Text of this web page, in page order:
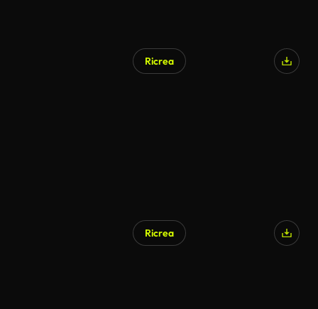
Ricrea
Ricrea